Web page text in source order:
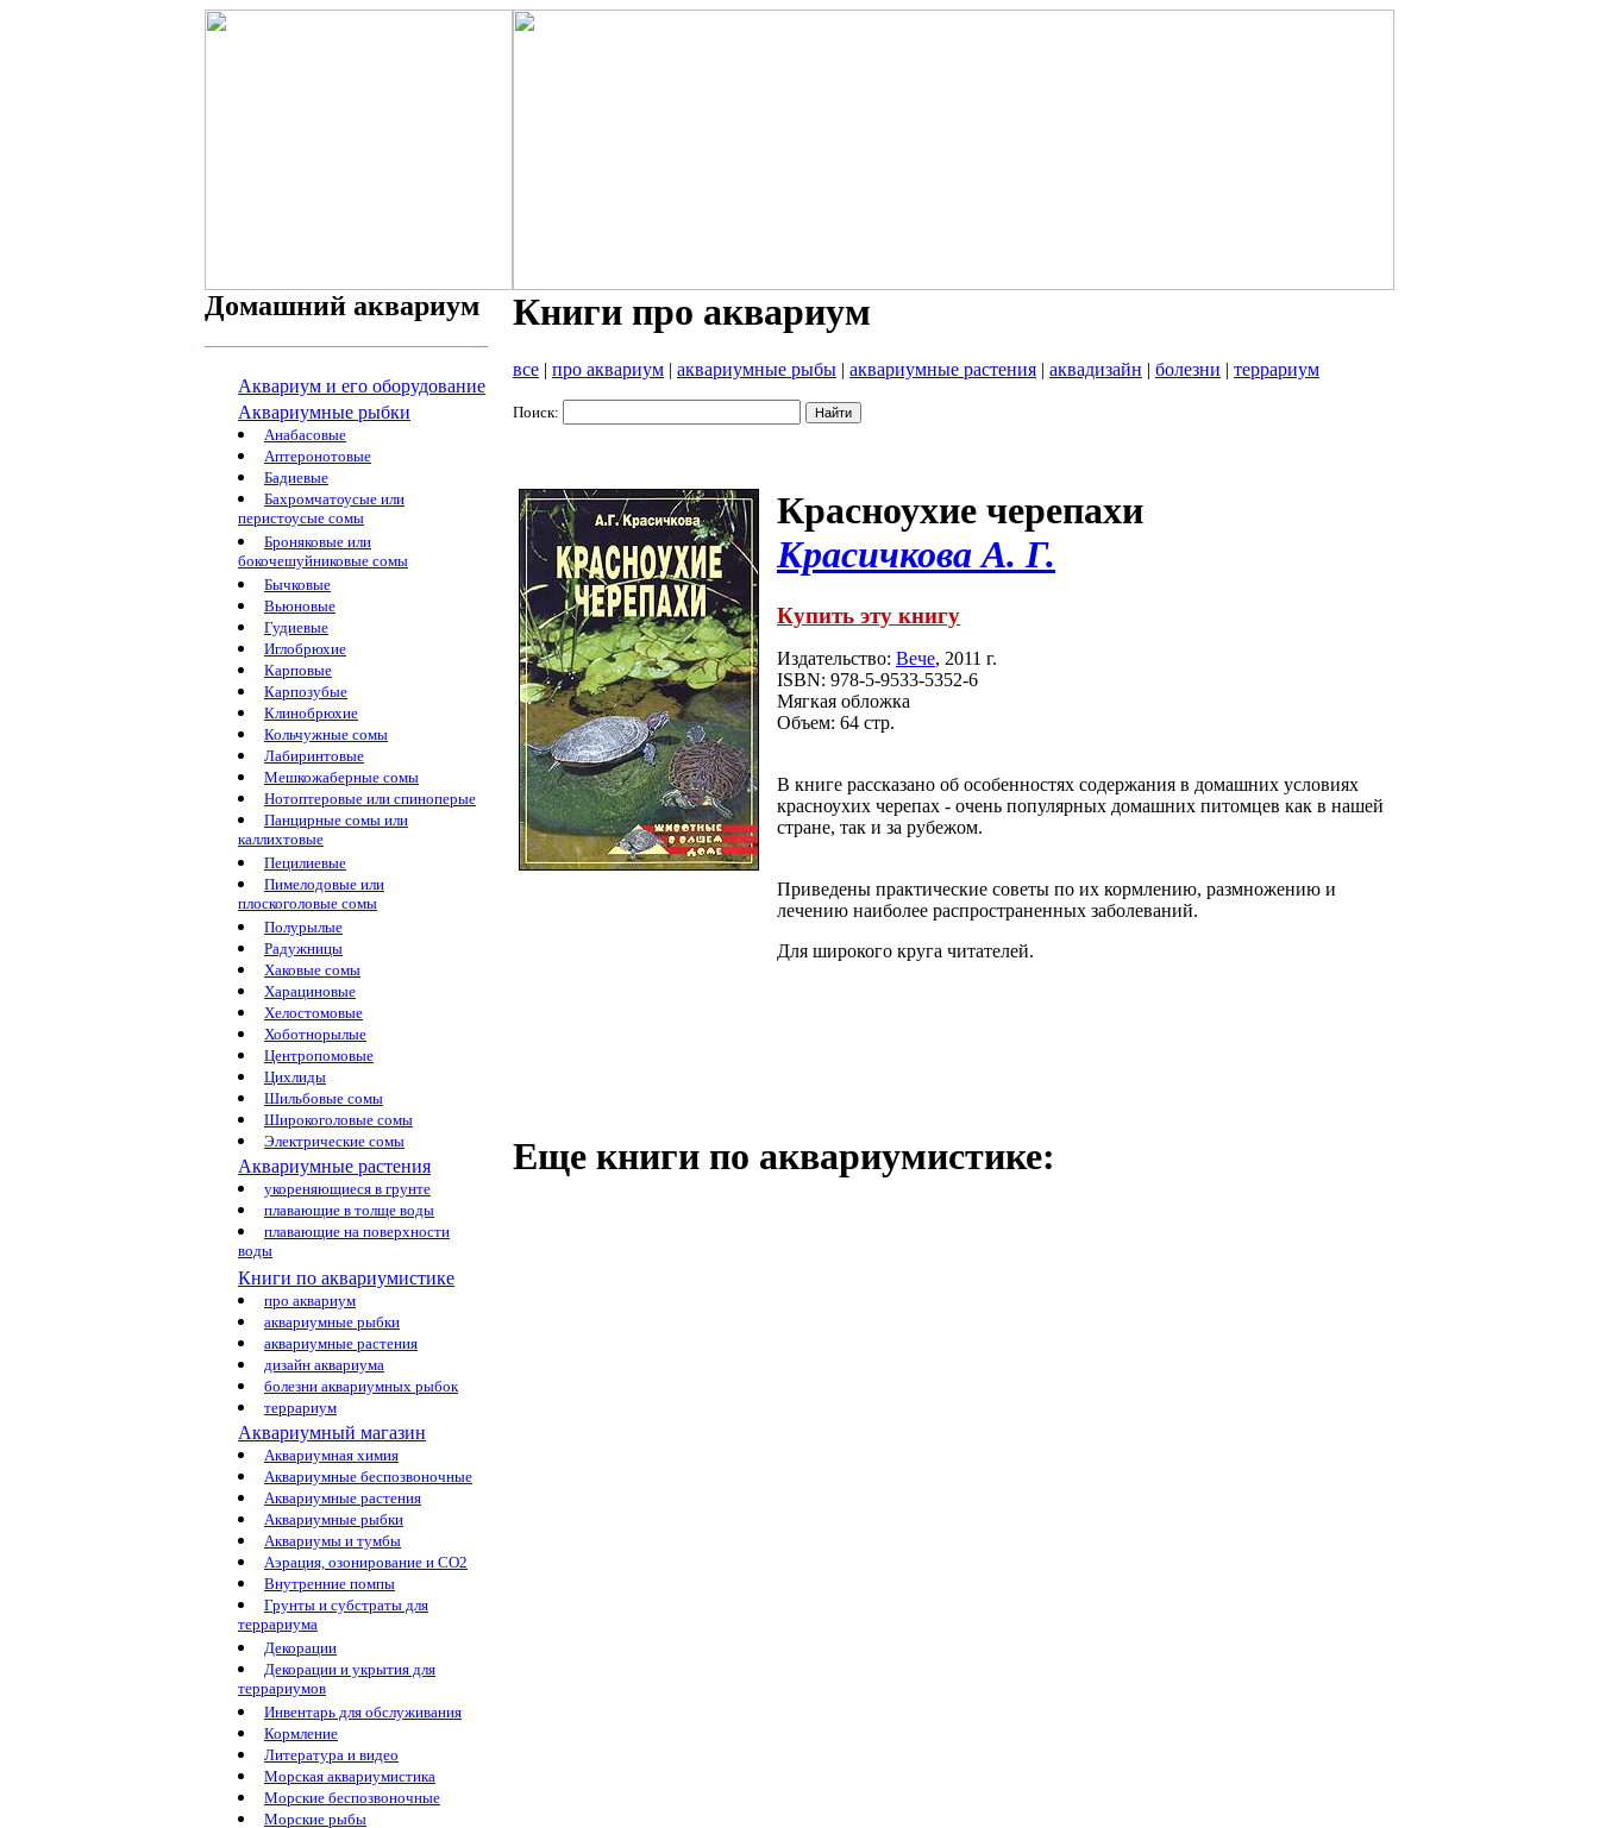
Домашний аквариум
Аквариум и его оборудование
Аквариумные рыбки
Анабасовые
Аптеронотовые
Бадиевые
Бахромчатоусые или
перистоусые сомы
Броняковые или
бокочешуйниковые сомы
Бычковые
Вьюновые
Гудиевые
Иглобрюхие
Карповые
Карпозубые
Клинобрюхие
Кольчужные сомы
Лабиринтовые
Мешкожаберные сомы
Нотоптеровые или спиноперые
Панцирные сомы или
каллихтовые
Пецилиевые
Пимелодовые или
плоскоголовые сомы
Полурылые
Радужницы
Хаковые сомы
Харациновые
Хелостомовые
Хоботнорылые
Центропомовые
Цихлиды
Шильбовые сомы
Широкоголовые сомы
Электрические сомы
Аквариумные растения
укореняющиеся в грунте
плавающие в толще воды
плавающие на поверхности
воды
Книги по аквариумистике
про аквариум
аквариумные рыбки
аквариумные растения
дизайн аквариума
болезни аквариумных рыбок
террариум
Аквариумный магазин
Аквариумная химия
Аквариумные беспозвоночные
Аквариумные растения
Аквариумные рыбки
Аквариумы и тумбы
Аэрация, озонирование и CO2
Внутренние помпы
Грунты и субстраты для
террариума
Декорации
Декорации и укрытия для
террариумов
Инвентарь для обслуживания
Кормление
Литература и видео
Морская аквариумистика
Морские беспозвоночные
Морские рыбы
Книги про аквариум
все | про аквариум | аквариумные рыбы | аквариумные растения | аквадизайн | болезни | террариум
Поиск:
Красноухие черепахи
Красичкова А. Г.
Купить эту книгу
Издательство: Вече, 2011 г.
ISBN: 978-5-9533-5352-6
Мягкая обложка
Объем: 64 стр.
В книге рассказано об особенностях содержания в домашних условиях
красноухих черепах - очень популярных домашних питомцев как в нашей
стране, так и за рубежом.
Приведены практические советы по их кормлению, размножению и
лечению наиболее распространенных заболеваний.
Для широкого круга читателей.
Еще книги по аквариумистике: